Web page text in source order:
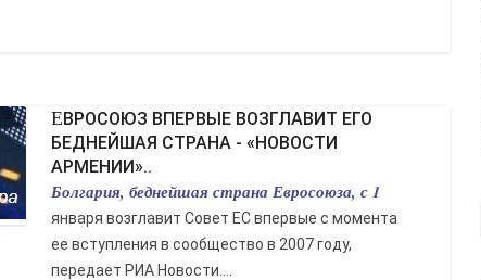
ЕВРОСОЮЗ ВПЕРВЫЕ ВОЗГЛАВИТ ЕГО
БЕДНЕЙШАЯ СТРАНА - «НОВОСТИ
АРМЕНИИ»..
Болгария, беднейшая страна Евросоюза, с 1
января возглавит Совет ЕС впервые с момента
ее вступления в сообщество в 2007 году,
передает РИА Новости....